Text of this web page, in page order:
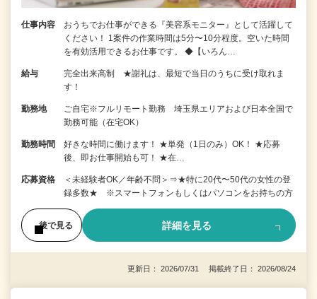
仕事内容
おうちでお仕事ができる『美容系モニター』として活躍して
ください！ 1案件の作業時間は5分〜10分程度。空いた時間
を有効活用できるお仕事です。 ◆【いろん…
給与
完全出来高制 ★謝礼は、最短で当日のうちに受け取れま
す！
勤務地
ご自宅※フルリモート勤務 埼玉県エリアおよび日本全国で
勤務可能（在宅OK）
勤務時間
好きな時間に働けます！ ★単発（1日のみ）OK！ ★応募
後、即お仕事開始も可！ ★在…
応募資格
＜未経験者OK／年齢不問＞⇒★特に20代〜50代の女性の登
録多数★ ※スマートフォンもしくはパソコンをお持ちの方
後で見る 詳細を見る
更新日： 2026/07/31 掲載終了日： 2026/08/24